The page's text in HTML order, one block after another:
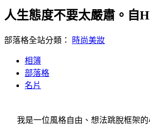
人生態度不要太嚴肅。自
部落格全站分類： 時尚美妝
相簿
部落格
名片
我是一位風格自由、想法跳脫框架